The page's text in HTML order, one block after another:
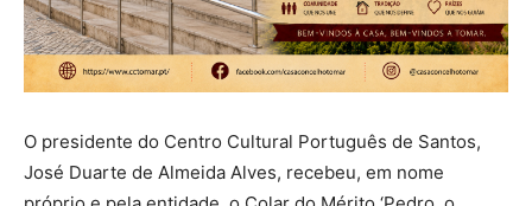
O presidente do Centro Cultural Português de Santos,
José Duarte de Almeida Alves, recebeu, em nome